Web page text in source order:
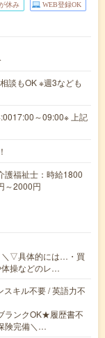
休み WEB登録OK
談もOK ※週3なども
～09:00※ 上記
護福祉士：時給1800
～2000円
＼▽具体的には…・買
体操などのレ…
スキル不要 / 英語力不
ランクOK★履歴書不
険完備＼…